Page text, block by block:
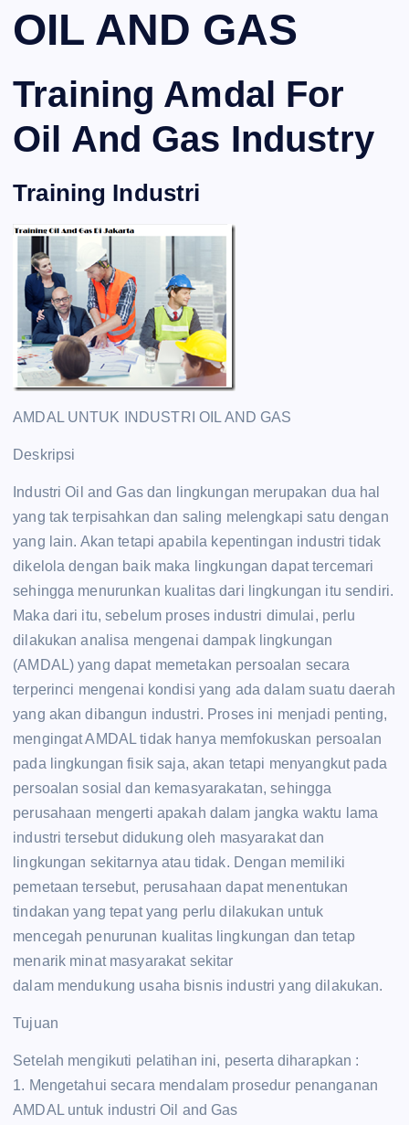
OIL AND GAS
Training Amdal For
Oil And Gas Industry
Training Industri
AMDAL UNTUK INDUSTRI OIL AND GAS
Deskripsi
Industri Oil and Gas dan lingkungan merupakan dua hal
yang tak terpisahkan dan saling melengkapi satu dengan
yang lain. Akan tetapi apabila kepentingan industri tidak
dikelola dengan baik maka lingkungan dapat tercemari
sehingga menurunkan kualitas dari lingkungan itu sendiri.
Maka dari itu, sebelum proses industri dimulai, perlu
dilakukan analisa mengenai dampak lingkungan
(AMDAL) yang dapat memetakan persoalan secara
terperinci mengenai kondisi yang ada dalam suatu daerah
yang akan dibangun industri. Proses ini menjadi penting,
mengingat AMDAL tidak hanya memfokuskan persoalan
pada lingkungan fisik saja, akan tetapi menyangkut pada
persoalan sosial dan kemasyarakatan, sehingga
perusahaan mengerti apakah dalam jangka waktu lama
industri tersebut didukung oleh masyarakat dan
lingkungan sekitarnya atau tidak. Dengan memiliki
pemetaan tersebut, perusahaan dapat menentukan
tindakan yang tepat yang perlu dilakukan untuk
mencegah penurunan kualitas lingkungan dan tetap
menarik minat masyarakat sekitar
dalam mendukung usaha bisnis industri yang dilakukan.
Tujuan
Setelah mengikuti pelatihan ini, peserta diharapkan :
1. Mengetahui secara mendalam prosedur penanganan
AMDAL untuk industri Oil and Gas